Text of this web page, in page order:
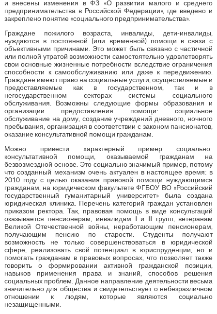
и внесены изменения в ФЗ «О развитии малого и среднего
предпринимательства в Российской Федерации», где введено и
закреплено понятие «социального предпринимательства».
Граждане пожилого возраста, инвалиды, дети-инвалиды,
нуждаются в постоянной (или временной) помощи в связи с
объективными причинами. Это может быть связано с частичной
или полной утратой возможности самостоятельно удовлетворять
свои основные жизненные потребности вследствие ограничения
способности к самообслуживанию или даже к передвижению.
Граждане имеют право на социальные услуги, осуществляемые и
предоставляемые как в государственном, так и в
негосударственном секторах системы социального
обслуживания. Возможны следующие формы образования и
организации предоставления помощи: социальное
обслуживание на дому, создание учреждений дневного, ночного
пребывания, организация в соответствии с законом пансионатов,
оказание консультативной помощи гражданам.
Можно привести характерный пример социально-
консультативной помощи, оказываемой гражданам на
безвозмездной основе. Это социально значимый пример, потому
что созданный механизм очень актуален в настоящее время: в
2010 году с целью оказания правовой помощи нуждающимся
гражданам, на юридическом факультете ФГБОУ ВО «Российский
государственный гуманитарный университет» была создана
юридическая клиника. Перечень категорий граждан установлен
приказом ректора. Так, правовая помощь в виде консультаций
оказывается пенсионерам, инвалидам I и II групп, ветеранам
Великой Отечественной войны, неработающим пенсионерам,
получающим пенсию по старости. Студенты получают
возможность не только совершенствоваться в юридической
сфере, реализовать свой потенциал в юриспруденции, но и
помогать гражданам в правовых вопросах, что позволяет также
говорить о формировании активной гражданской позиции,
навыков применения права и знаний, способов решения
социальных проблем. Данное направление деятельности весьма
значительно для общества и свидетельствует о небезразличном
отношении к людям, которые являются социально
незащищенными.